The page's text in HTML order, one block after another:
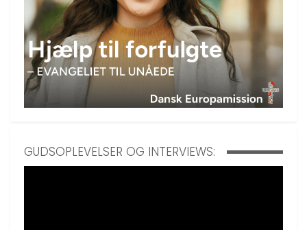
GUDSOPLEVELSER OG INTERVIEWS: